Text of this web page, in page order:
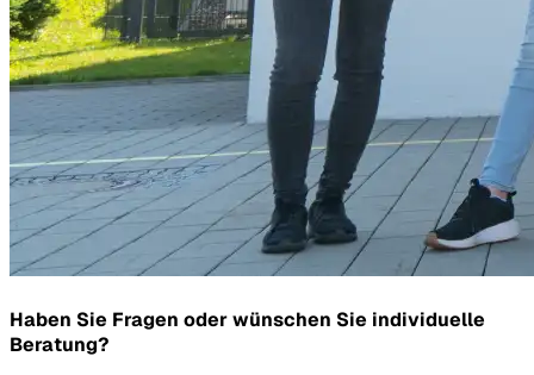
Haben Sie Fragen oder wünschen Sie individuelle
Beratung?